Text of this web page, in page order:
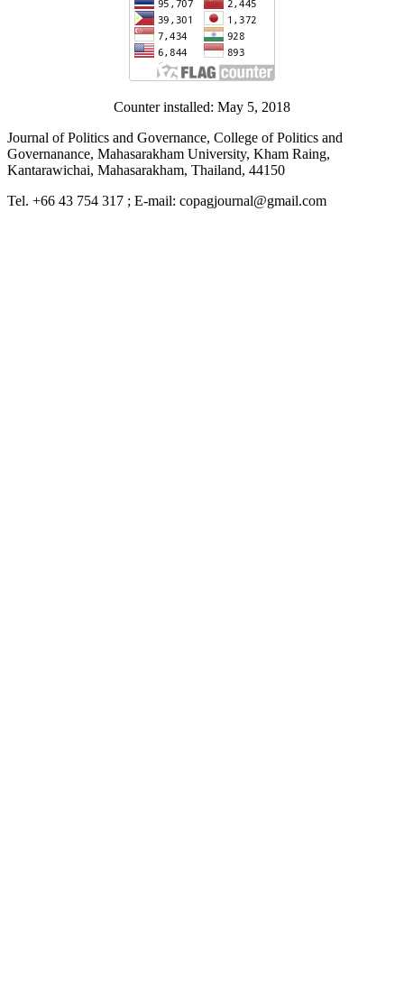
Counter installed: May 5, 2018
Journal of Politics and Governance, College of Politics and
Governanance, Mahasarakham University, Kham Raing,
Kantarawichai, Mahasarakham, Thailand, 44150
Tel. +66 43 754 317 ; E-mail: copagjournal@gmail.com